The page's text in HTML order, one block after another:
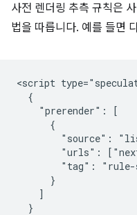
사전 렌더링 추측 규칙은
법을 따릅니다. 예를 들면
<script
  {
    "prerender": [
      {
"source":
"urls":
"tag":
      }
    ]
  }